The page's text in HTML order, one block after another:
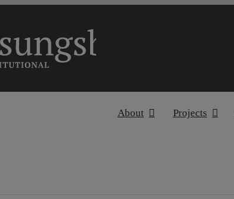
About Projects